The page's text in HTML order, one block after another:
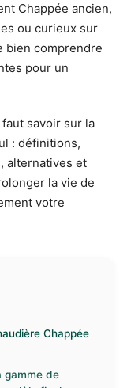
Chappée ancien,
ou curieux sur
bien comprendre
pour un
savoir sur la
: définitions,
alternatives et
la vie de
votre
Chappée
gamme de